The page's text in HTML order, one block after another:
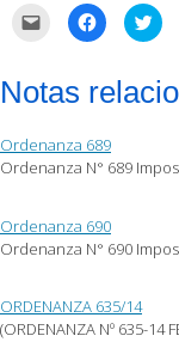
correo
electrónico
amigo
(Se
abre
ventana
nueva)
Haz
clic
Facebook
(Se
una
ventana
nueva)
Haz
clic
en
(Se
Notas
Ordenanza 689
Ordenanza N° 689
Ordenanza 690
Ordenanza N° 690
ORDENANZA 635/14
(ORDENANZA Nº 635-14